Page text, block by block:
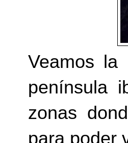
Veamos
península
zonas
para poder